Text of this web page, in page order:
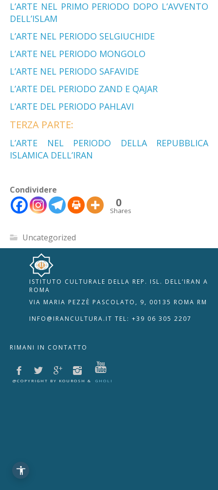
L’ARTE NEL PRIMO PERIODO DOPO L’AVVENTO
DELL’ISLAM
L’ARTE NEL PERIODO SELGIUCHIDE
L’ARTE NEL PERIODO MONGOLO
L’ARTE NEL PERIODO SAFAVIDE
L’ARTE DEL PERIODO ZAND E QAJAR
L’ARTE DEL PERIODO PAHLAVI
TERZA PARTE:
L’ARTE NEL PERIODO DELLA REPUBBLICA
ISLAMICA DELL’IRAN
Condividere
0
Shares
Uncategorized
ISTITUTO CULTURALE DELLA REP. ISL. DELL’IRAN A
ROMA
VIA MARIA PEZZÈ PASCOLATO, 9, 00135 ROMA RM
INFO@IRANCULTURA.IT TEL: +39 06 305 2207
RIMANI IN CONTATTO
@COPYRIGHT BY KOUROSH & GHOLI
RIPRISTINA 🇮🇹 🇬🇧
Disattiva Immagini
Evidenzia Link